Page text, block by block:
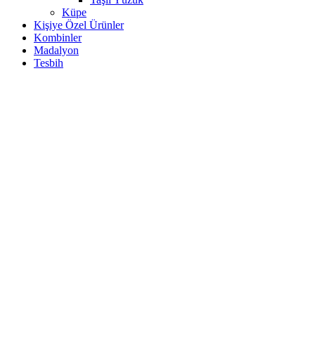
Küpe
Kişiye Özel Ürünler
Kombinler
Madalyon
Tesbih